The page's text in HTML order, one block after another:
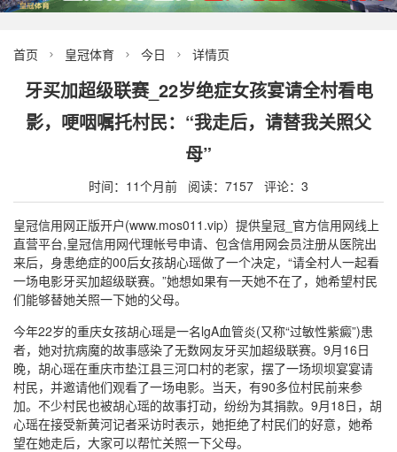
首页  皇冠体育  今日  详情页
牙买加超级联赛_22岁绝症女孩宴请全村看电
影，哽咽嘱托村民：“我走后，请替我关照父
母”
时间：11个月前 阅读：7157 评论：3
皇冠信用网正版开户(www.mos011.vip）提供皇冠_官方信用网线上
直营平台,皇冠信用网代理帐号申请、包含信用网会员注册从医院出
来后，身患绝症的00后女孩胡心瑶做了一个决定，“请全村人一起看
一场电影牙买加超级联赛。”她想如果有一天她不在了，她希望村民
们能够替她关照一下她的父母。
今年22岁的重庆女孩胡心瑶是一名lgA血管炎(又称“过敏性紫癜”)患
者，她对抗病魔的故事感染了无数网友牙买加超级联赛。9月16日
晚，胡心瑶在重庆市垫江县三河口村的老家，摆了一场坝坝宴宴请
村民，并邀请他们观看了一场电影。当天，有90多位村民前来参
加。不少村民也被胡心瑶的故事打动，纷纷为其捐款。9月18日，胡
心瑶在接受新黄河记者采访时表示，她拒绝了村民们的好意，她希
望在她走后，大家可以帮忙关照一下父母。